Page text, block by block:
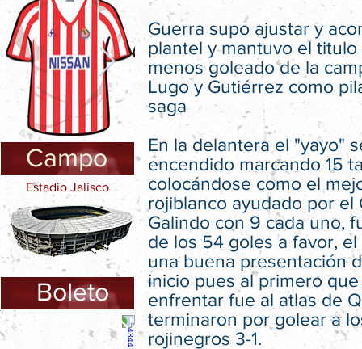
Estadio Jalisco
Campo
Boleto
Guerra supo ajustar y
plantel y mantuvo el titulo
menos goleado de la
Lugo y Gutiérrez como
saga
En la delantera el "yayo"
encendido marcando 15
colocándose como el
rojiblanco ayudado por el
Galindo con 9 cada uno,
de los 54 goles a favor,
una buena presentación
inicio pues al primero
enfrentar fue al atlas de
terminaron por golear a
rojinegros 3-1.